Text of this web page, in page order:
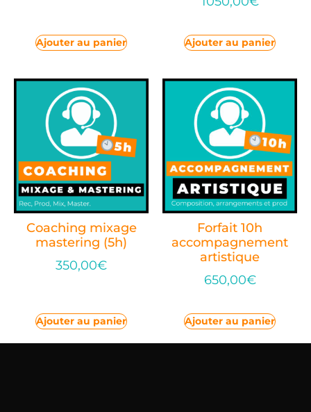
Ajouter au panier Ajouter au panier
Coaching mixage
mastering (5h)
350,00€
Ajouter au panier
Forfait 10h
accompagnement
artistique
650,00€
Ajouter au panier